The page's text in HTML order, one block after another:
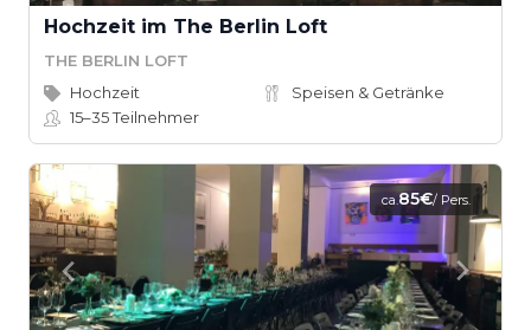
Hochzeit im The Berlin Loft
THE BERLIN LOFT
Hochzeit
Speisen & Getränke
15–35Teilnehmer
ca.85€/ Pers.